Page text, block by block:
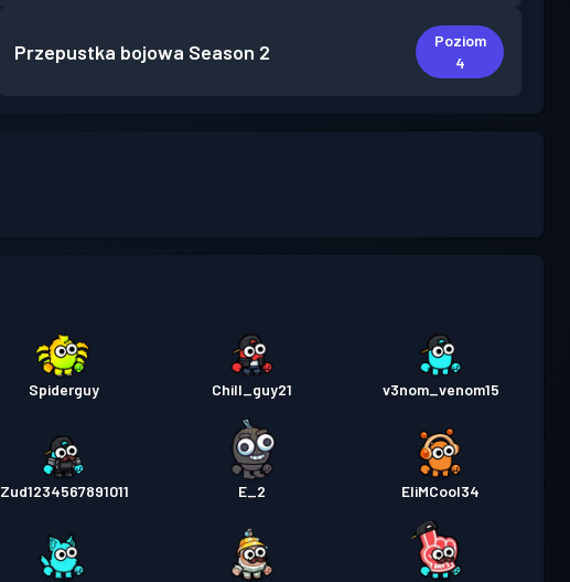
Przepustka bojowa Season 2
Poziom
4
Spiderguy Chill_guy21 v3nom_venom15
Zud1234567891011 E_2 EliMCool34